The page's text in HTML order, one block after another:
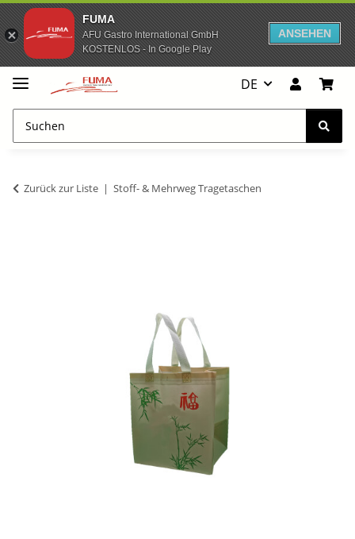
FUMA
AFU Gastro International GmbH
KOSTENLOS - In Google Play
ANSEHEN
DE
Zurück zur Liste Stoff- & Mehrweg Tragetaschen